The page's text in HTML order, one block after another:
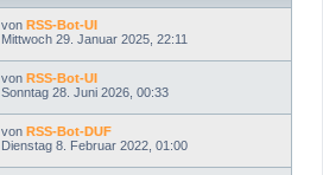
von RSS-Bot-UI
Mittwoch 29. Januar 2025, 22:11
von RSS-Bot-UI
Sonntag 28. Juni 2026, 00:33
von RSS-Bot-DUF
Dienstag 8. Februar 2022, 01:00